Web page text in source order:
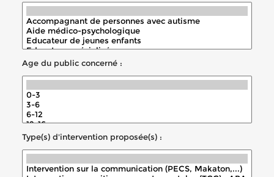
Age du public concerné :
Type(s) d'intervention proposée(s) :